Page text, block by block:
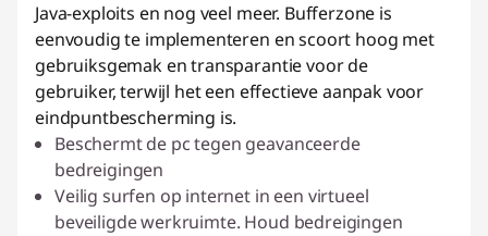
Java-exploits en nog veel meer. Bufferzone is
eenvoudig te implementeren en scoort hoog met
gebruiksgemak en transparantie voor de
gebruiker, terwijl het een effectieve aanpak voor
eindpuntbescherming is.
Beschermt de pc tegen geavanceerde
bedreigingen
Veilig surfen op internet in een virtueel
beveiligde werkruimte. Houd bedreigingen